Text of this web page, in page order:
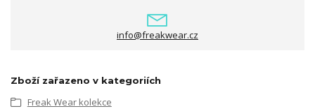
info@freakwear.cz
Zboží zařazeno v kategoriích
Freak Wear kolekce